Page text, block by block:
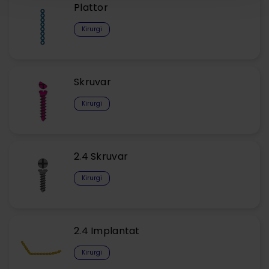
Plattor
Kirurgi
Skruvar
Kirurgi
2.4 Skruvar
Kirurgi
2.4 Implantat
Kirurgi